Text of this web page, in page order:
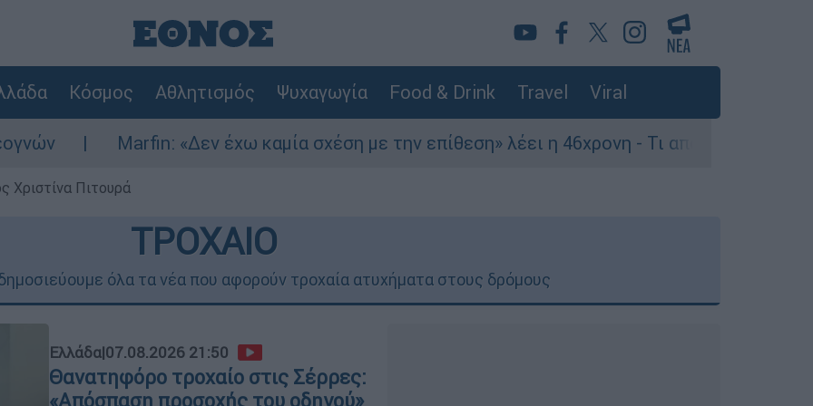
Κόσμος Αθλητισμός Ψυχαγωγία Food & Drink Travel Viral
«Δεν έχω καμία σχέση με την επίθεση» λέει η 46χρονη - Τι αποκάλυψε στους
Χριστίνα Πιτουρά
ΤΡΟΧΑΙΟ
όλα τα νέα που αφορούν τροχαία ατυχήματα στους δρόμους
Ελλάδα|07.08.2026 21:50
Θανατηφόρο τροχαίο στις Σέρρες:
«Απόσπαση προσοχής του οδηγού»